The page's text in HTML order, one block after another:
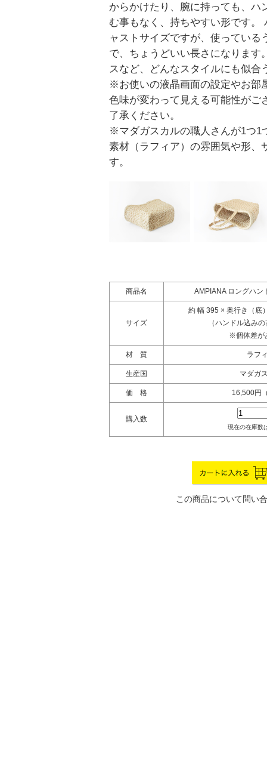
からかけたり、腕に持っても、ハ
む事もなく、持ちやすい形です。
ャストサイズですが、使っている
で、ちょうどいい長さになります
スなど、どんなスタイルにも似合
※お使いの液晶画面の設定やお部
色味が変わって見える可能性がご
了承ください。
※マダガスカルの職人さんが1つ1
素材（ラフィア）の雰囲気や形、
す。
商品名 AMPIANA ロングハン
サイズ
約 幅 395 × 奥行き（底
（ハンドル込み
※個体差が
材 質 ラフ
生産国 マダガ
価 格 16,500円
購入数
現在の在庫数
この商品について問い